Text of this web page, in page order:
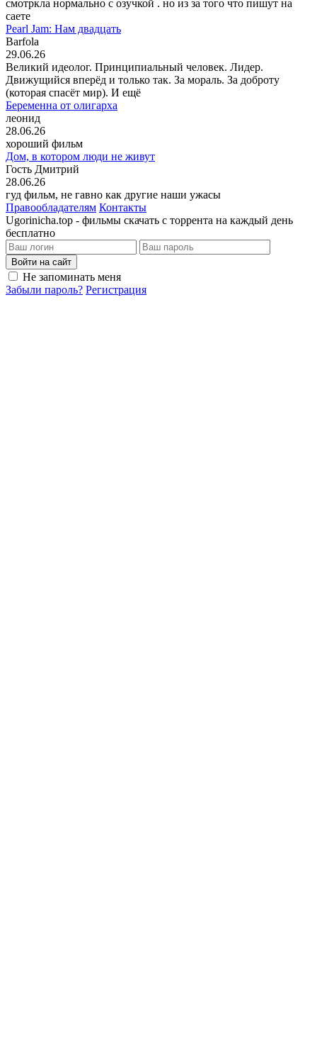
смотркла нормально с озучкой . но из за того что пишут на
саете
Pearl Jam: Нам двадцать
Barfola
29.06.26
Великий идеолог. Принципиальный человек. Лидер.
Движущийся вперёд и только так. За мораль. За доброту
(которая спасёт мир). И ещё
Беременна от олигарха
леонид
28.06.26
хороший фильм
Дом, в котором люди не живут
Гость Дмитрий
28.06.26
гуд фильм, не гавно как другие наши ужасы
Правообладателям Контакты
Ugorinicha.top - фильмы скачать с торрента на каждый день
бесплатно
Войти на сайт
Не запоминать меня
Забыли пароль? Регистрация